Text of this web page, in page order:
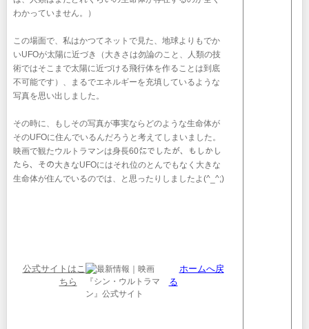
わかっていません。）
この場面で、私はかつてネットで見た、地球よりもでか
いUFOが太陽に近づき（大きさは勿論のこと、人類の技
術ではそこまで太陽に近づける飛行体を作ることは到底
不可能です）、まるでエネルギーを充填しているような
写真を思い出しました。
その時に、もしその写真が事実ならどのような生命体が
そのUFOに住んでいるんだろうと考えてしまいました。
映画で観たウルトラマンは身長60㍍でしたが、もしかし
たら、その大きなUFOにはそれ位のとんでもなく大きな
生命体が住んでいるのでは、と思ったりしましたよ(^_^;)
公式サイトはこ
ちら
ホームへ戻
る